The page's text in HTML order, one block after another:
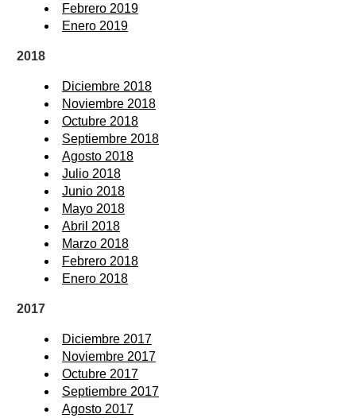
Febrero 2019
Enero 2019
2018
Diciembre 2018
Noviembre 2018
Octubre 2018
Septiembre 2018
Agosto 2018
Julio 2018
Junio 2018
Mayo 2018
Abril 2018
Marzo 2018
Febrero 2018
Enero 2018
2017
Diciembre 2017
Noviembre 2017
Octubre 2017
Septiembre 2017
Agosto 2017